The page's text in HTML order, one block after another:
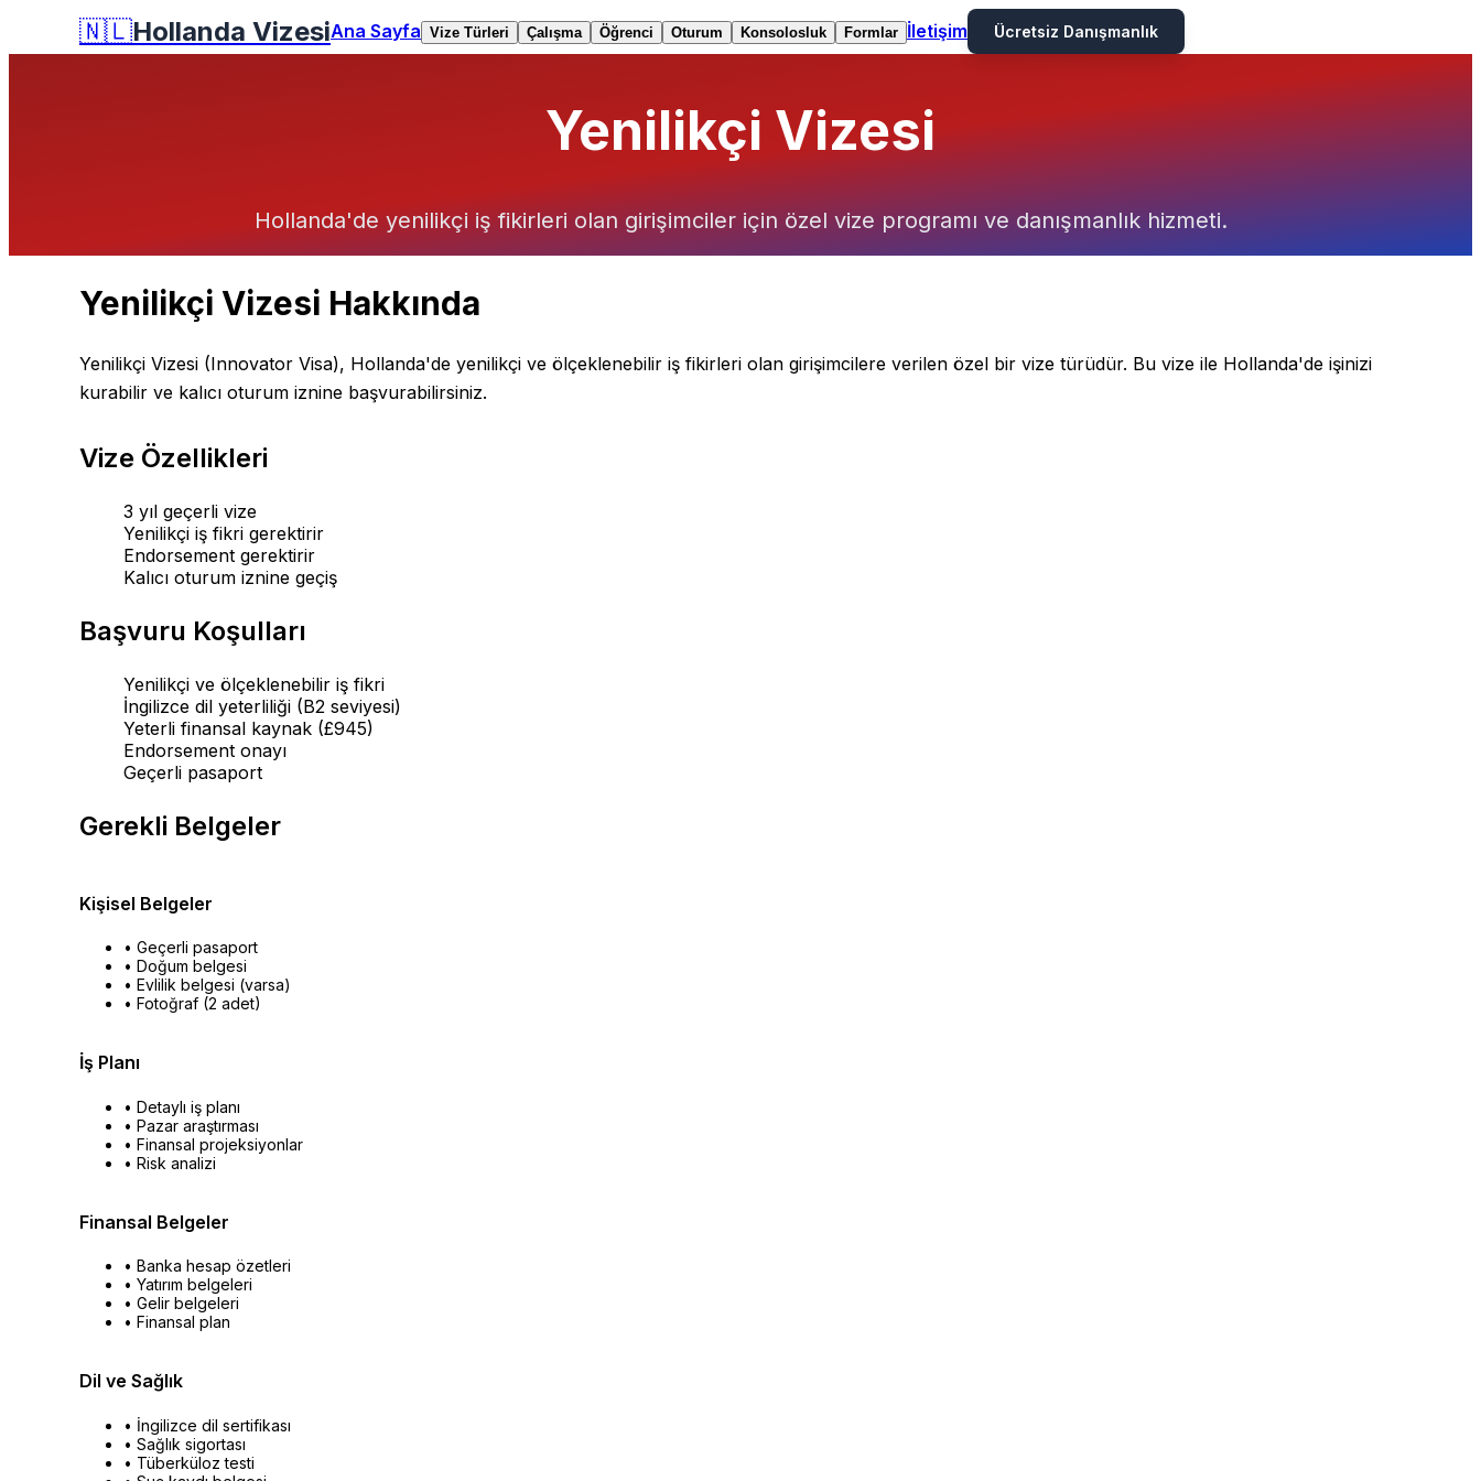
🇳🇱Hollanda VizesiAna Sayfa Vize Türleri Çalışma Öğrenci Oturum Konsolosluk Formlar İletişim Ücretsiz Danışmanlık
Yenilikçi Vizesi
Hollanda'de yenilikçi iş fikirleri olan girişimciler için özel vize programı ve danışmanlık hizmeti.
Yenilikçi Vizesi Hakkında
Yenilikçi Vizesi (Innovator Visa), Hollanda'de yenilikçi ve ölçeklenebilir iş fikirleri olan girişimcilere verilen özel bir vize türüdür. Bu vize ile Hollanda'de işinizi
kurabilir ve kalıcı oturum iznine başvurabilirsiniz.
Vize Özellikleri
3 yıl geçerli vize
Yenilikçi iş fikri gerektirir
Endorsement gerektirir
Kalıcı oturum iznine geçiş
Başvuru Koşulları
Yenilikçi ve ölçeklenebilir iş fikri
İngilizce dil yeterliliği (B2 seviyesi)
Yeterli finansal kaynak (£945)
Endorsement onayı
Geçerli pasaport
Gerekli Belgeler
Kişisel Belgeler
• Geçerli pasaport
• Doğum belgesi
• Evlilik belgesi (varsa)
• Fotoğraf (2 adet)
İş Planı
• Detaylı iş planı
• Pazar araştırması
• Finansal projeksiyonlar
• Risk analizi
Finansal Belgeler
• Banka hesap özetleri
• Yatırım belgeleri
• Gelir belgeleri
• Finansal plan
Dil ve Sağlık
• İngilizce dil sertifikası
• Sağlık sigortası
• Tüberküloz testi